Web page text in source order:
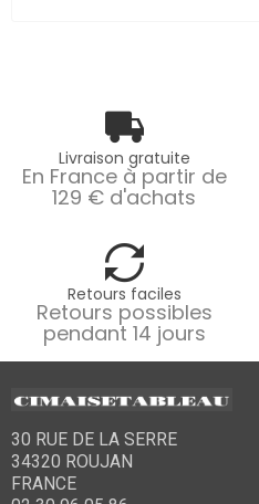
Livraison gratuite
En France à partir de
129 € d'achats
Retours faciles
Retours possibles
pendant 14 jours
30 RUE DE LA SERRE
34320 ROUJAN
FRANCE